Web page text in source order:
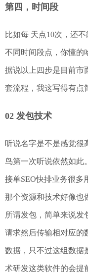
第四，时间段
比如每 天点10次，还
不同时间段点，你懂的
据说以上四步是目前市
套流程，我这写得有点
02 发包技术
听说名字是不是感觉很
鸟第一次听说依然如此
接单SEO快排业务很多
那个资源和技术好像也
所谓发包，简单来说发
请求然后传输相对应的
数据，只不过这组数据
术研发这类软件的会提